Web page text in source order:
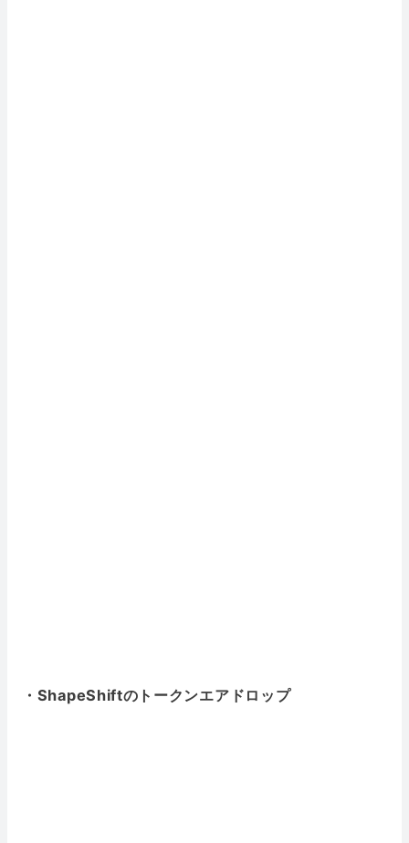
・ShapeShiftのトークンエアドロップ